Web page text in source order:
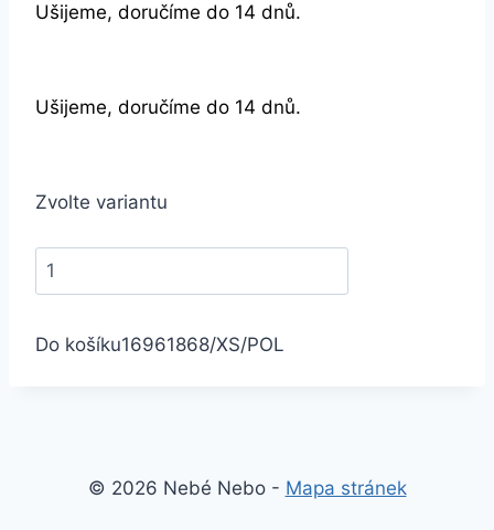
Ušijeme, doručíme do 14 dnů.
Ušijeme, doručíme do 14 dnů.
Zvolte variantu
Do košíku16961868/XS/POL
© 2026 Nebé Nebo - Mapa stránek